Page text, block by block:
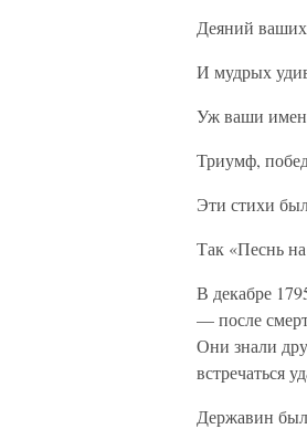
Деяний ваших
И мудрых
Уж ваши
Триумф,
Эти стихи
Так «Песнь
В декабре
— после
Они знали
встречаться
Державин был